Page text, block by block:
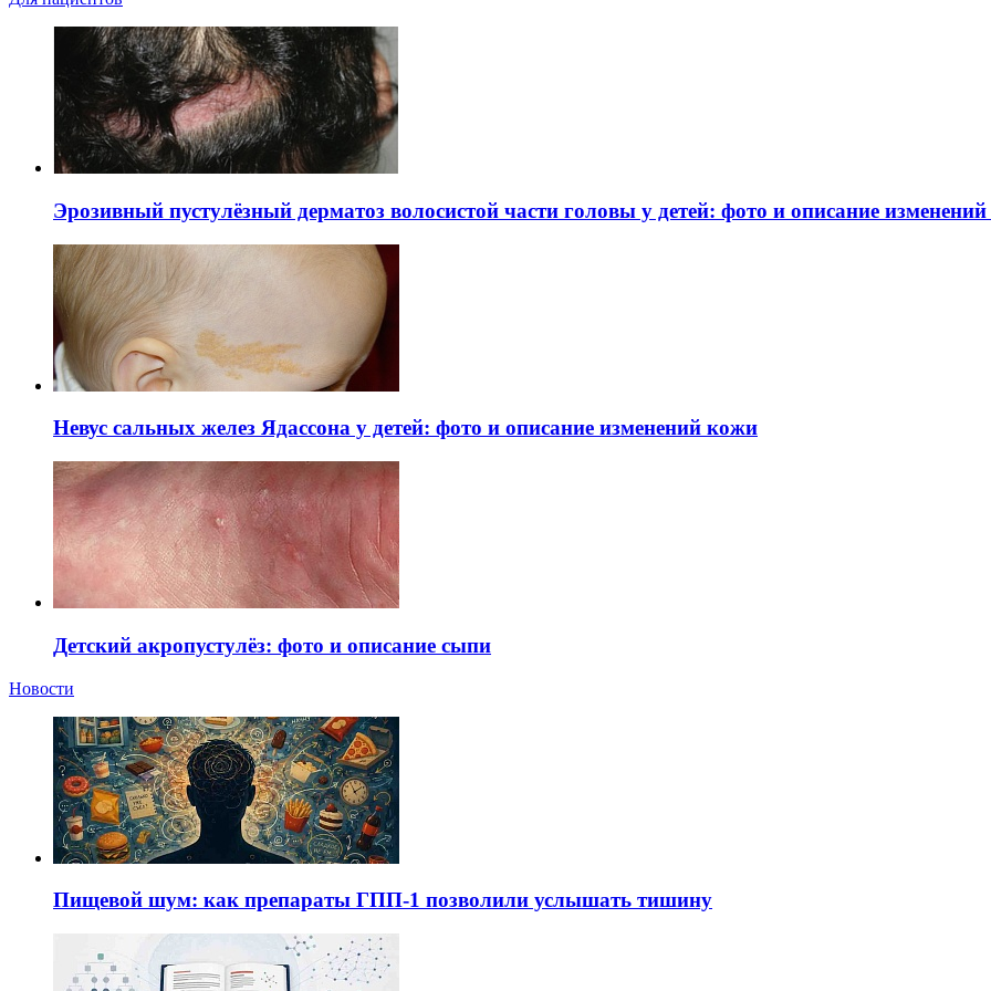
Эрозивный пустулёзный дерматоз волосистой части головы у детей: фото и описание
Невус сальных желез Ядассона у детей: фото и описание изменений кожи
Детский акропустулёз: фото и описание сыпи
Новости
Пищевой шум: как препараты ГПП-1 позволили услышать тишину